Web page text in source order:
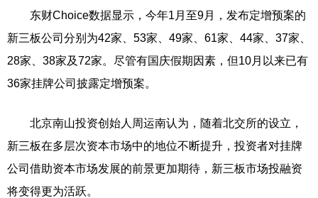
东财Choice数据显示，今年1月至9月，发布定增预案的
新三板公司分别为42家、53家、49家、61家、44家、37家、
28家、38家及72家。尽管有国庆假期因素，但10月以来已有
36家挂牌公司披露定增预案。
北京南山投资创始人周运南认为，随着北交所的设立，
新三板在多层次资本市场中的地位不断提升，投资者对挂牌
公司借助资本市场发展的前景更加期待，新三板市场投融资
将变得更为活跃。